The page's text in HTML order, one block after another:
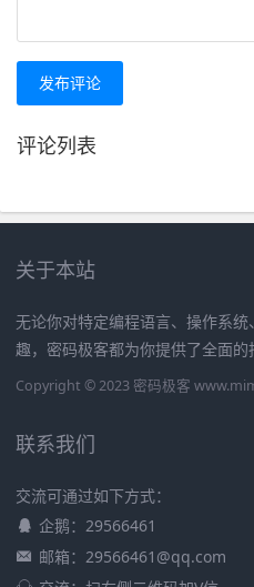
发布评论
评论列表
关于本站
无论你对特定编程语言、操作系
趣，密码极客都为你提供了全面的
Copyright © 2023 密码极客
联系我们
交流可通过如下方式：
企鹅：29566461
邮箱：29566461@qq.com